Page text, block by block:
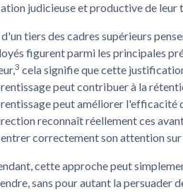
judicieuse et productive de leur
d'un tiers des cadres supérieurs
figurent parmi les principales
3 cela signifie que cette
peut contribuer à la
peut améliorer l'efficacité
reconnaît réellement ces
correctement son attention
cette approche peut
sans pour autant la persuader